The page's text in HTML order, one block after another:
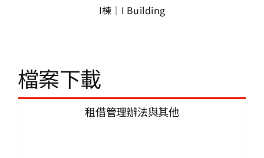
I棟｜I Building
檔案下載
租借管理辦法與其他